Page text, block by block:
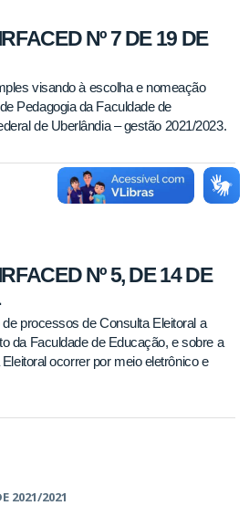
Nº 7 DE 19 DE
visando à escolha e nomeação
Pedagogia da Faculdade de
de Uberlândia – gestão 2021/2023.
Nº 5, DE 14 DE
processos de Consulta Eleitoral a
da Faculdade de Educação, e sobre a
ocorrer por meio eletrônico e
2021/2021